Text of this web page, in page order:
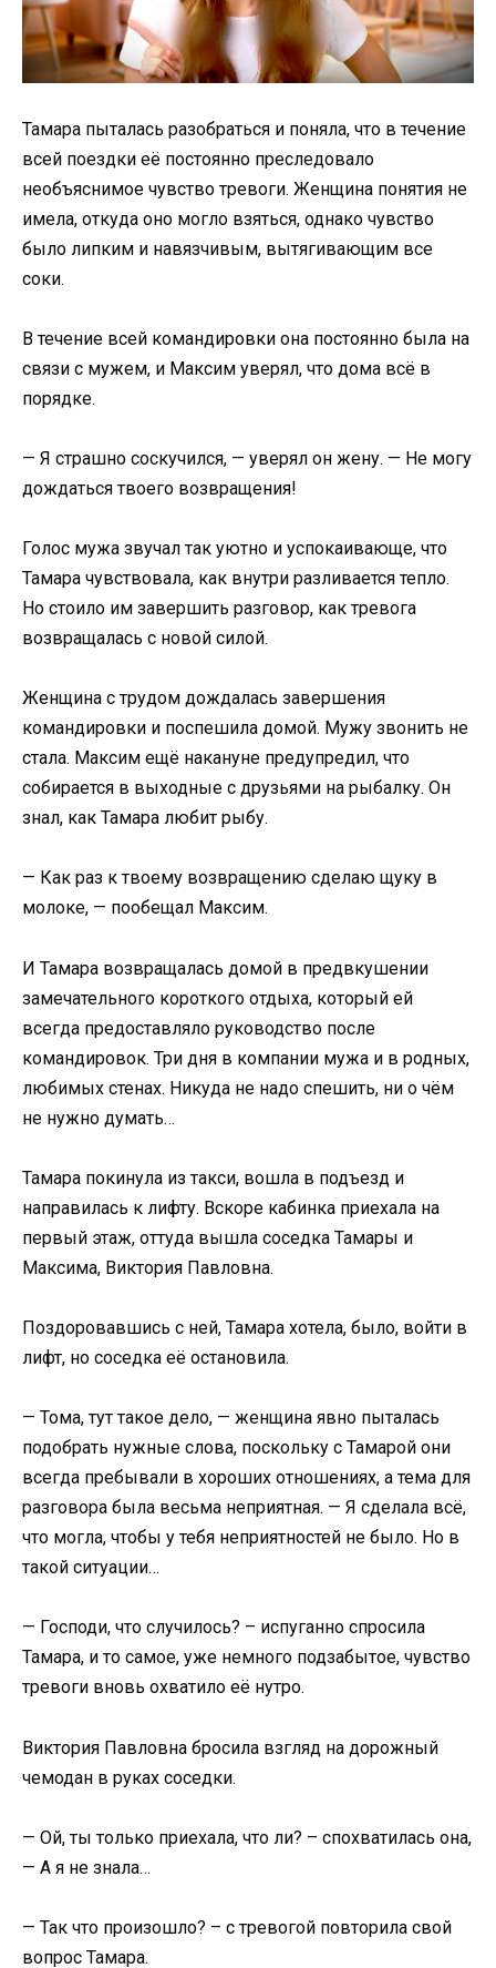
Тамара пыталась разобраться и поняла, что в течение
всей поездки её постоянно преследовало
необъяснимое чувство тревоги. Женщина понятия не
имела, откуда оно могло взяться, однако чувство
было липким и навязчивым, вытягивающим все
соки.
В течение всей командировки она постоянно была на
связи с мужем, и Максим уверял, что дома всё в
порядке.
— Я страшно соскучился, — уверял он жену. — Не могу
дождаться твоего возвращения!
Голос мужа звучал так уютно и успокаивающе, что
Тамара чувствовала, как внутри разливается тепло.
Но стоило им завершить разговор, как тревога
возвращалась с новой силой.
Женщина с трудом дождалась завершения
командировки и поспешила домой. Мужу звонить не
стала. Максим ещё накануне предупредил, что
собирается в выходные с друзьями на рыбалку. Он
знал, как Тамара любит рыбу.
— Как раз к твоему возвращению сделаю щуку в
молоке, — пообещал Максим.
И Тамара возвращалась домой в предвкушении
замечательного короткого отдыха, который ей
всегда предоставляло руководство после
командировок. Три дня в компании мужа и в родных,
любимых стенах. Никуда не надо спешить, ни о чём
не нужно думать…
Тамара покинула из такси, вошла в подъезд и
направилась к лифту. Вскоре кабинка приехала на
первый этаж, оттуда вышла соседка Тамары и
Максима, Виктория Павловна.
Поздоровавшись с ней, Тамара хотела, было, войти в
лифт, но соседка её остановила.
— Тома, тут такое дело, — женщина явно пыталась
подобрать нужные слова, поскольку с Тамарой они
всегда пребывали в хороших отношениях, а тема для
разговора была весьма неприятная. — Я сделала всё,
что могла, чтобы у тебя неприятностей не было. Но в
такой ситуации…
— Господи, что случилось? – испуганно спросила
Тамара, и то самое, уже немного подзабытое, чувство
тревоги вновь охватило её нутро.
Виктория Павловна бросила взгляд на дорожный
чемодан в руках соседки.
— Ой, ты только приехала, что ли? – спохватилась она,
— А я не знала…
— Так что произошло? – с тревогой повторила свой
вопрос Тамара.